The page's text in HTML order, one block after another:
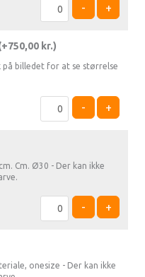
- +
750,00 kr.)
på billedet for at se størrelse
- +
Cm. Ø30 - Der kan ikke
- +
onesize - Der kan ikke